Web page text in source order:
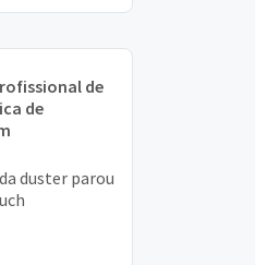
de
de
duster parou